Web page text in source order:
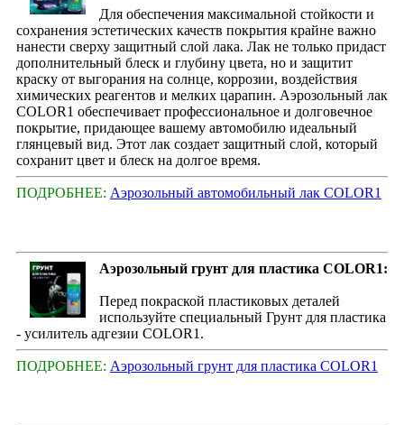
Для обеспечения максимальной стойкости и
сохранения эстетических качеств покрытия крайне важно
нанести сверху защитный слой лака. Лак не только придаст
дополнительный блеск и глубину цвета, но и защитит
краску от выгорания на солнце, коррозии, воздействия
химических реагентов и мелких царапин. Аэрозольный лак
COLOR1 обеспечивает профессиональное и долговечное
покрытие, придающее вашему автомобилю идеальный
глянцевый вид. Этот лак создает защитный слой, который
сохранит цвет и блеск на долгое время.
ПОДРОБНЕЕ: Аэрозольный автомобильный лак COLOR1
Аэрозольный грунт для пластика COLOR1:
Перед покраской пластиковых деталей
используйте специальный Грунт для пластика
- усилитель адгезии COLOR1.
ПОДРОБНЕЕ: Аэрозольный грунт для пластика COLOR1